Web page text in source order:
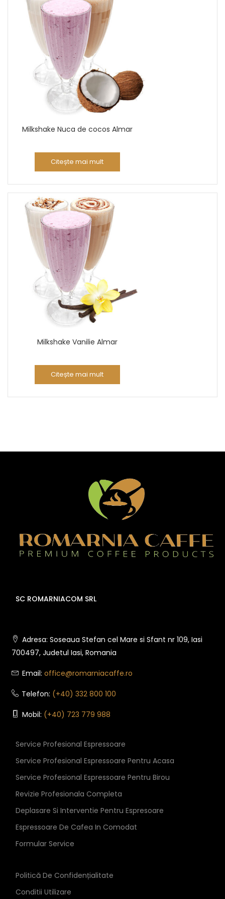
Milkshake Nuca de cocos Almar
Citește mai mult
Milkshake Vanilie Almar
Citește mai mult
SC ROMARNIACOM SRL
Adresa: Soseaua Stefan cel Mare si Sfant nr 109, Iasi
700497, Judetul Iasi, Romania
Email: office@romarniacaffe.ro
Telefon: (+40) 332 800 100
Mobil: (+40) 723 779 988
Service Profesional Espressoare
Service Profesional Espressoare Pentru Acasa
Service Profesional Espressoare Pentru Birou
Revizie Profesionala Completa
Deplasare Si Interventie Pentru Espresoare
Espressoare De Cafea In Comodat
Formular Service
Politică De Confidențialitate
Conditii Utilizare